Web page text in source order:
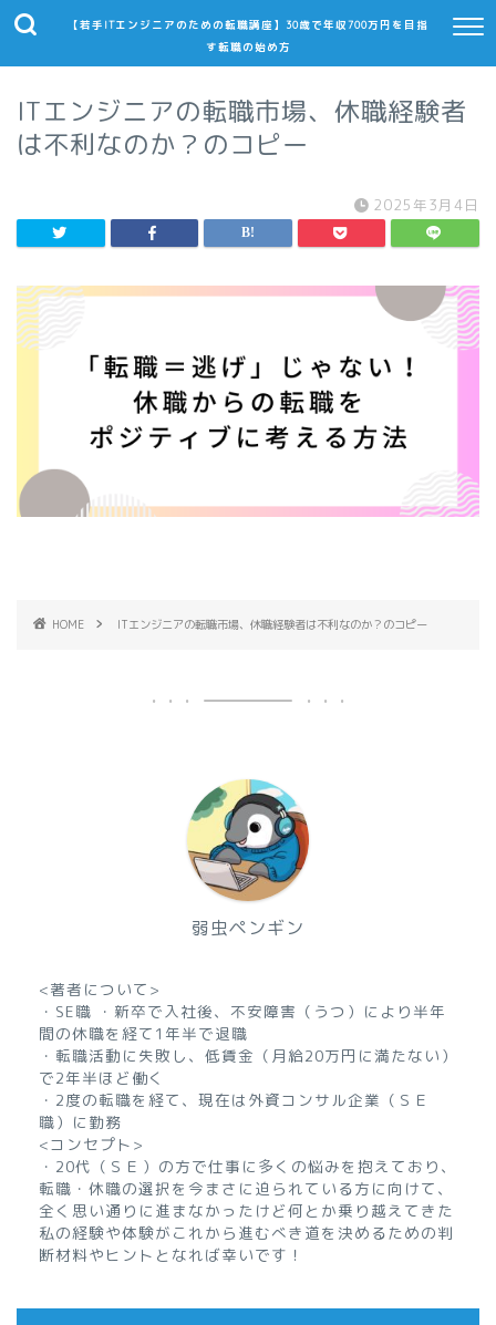
【若手ITエンジニアのための転職講座】30歳で年収700万円を目指
す転職の始め方
ITエンジニアの転職市場、休職経験者
は不利なのか？のコピー
2025年3月4日
HOME ITエンジニアの転職市場、休職経験者は不利なのか？のコピー
弱虫ペンギン
<著者について>
・SE職 ・新卒で入社後、不安障害（うつ）により半年
間の休職を経て1年半で退職
・転職活動に失敗し、低賃金（月給20万円に満たない）
で2年半ほど働く
・2度の転職を経て、現在は外資コンサル企業（ＳＥ
職）に勤務
<コンセプト>
・20代（ＳＥ）の方で仕事に多くの悩みを抱えており、
転職・休職の選択を今まさに迫られている方に向けて、
全く思い通りに進まなかったけど何とか乗り越えてきた
私の経験や体験がこれから進むべき道を決めるための判
断材料やヒントとなれば幸いです！